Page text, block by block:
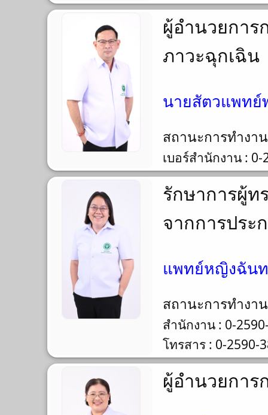
ผู้อำนวยกา
ภาวะฉุกเฉิน
นายสัตวแพท
สถานะการทำงา
เบอร์สำนักงาน : 0-
รักษาการผู้
จากการปร
แพทย์หญิงฉัน
สถานะการทำงา
สำนักงาน : 0-
โทรสาร : 0-2590-
ผู้อำนวยกา